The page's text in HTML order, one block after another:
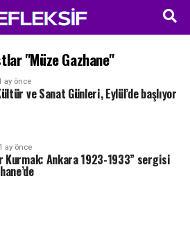
"Müze Gazhane"
ay önce
ve Sanat Günleri, Eylül’de başlıyor
ay önce
Kurmak: Ankara 1923-1933” sergisi